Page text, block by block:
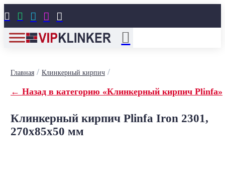
    
Главная/ Клинкерный кирпич/
← Назад в категорию «Клинкерный кирпич Plinfa»
Клинкерный кирпич Plinfa Iron 2301,
270x85x50 мм